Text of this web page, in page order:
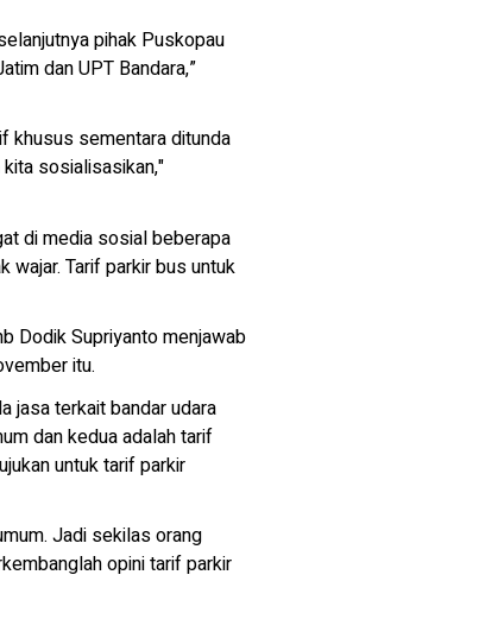
pihak Puskopau
dan UPT Bandara,”
khusus sementara ditunda
sosialisasikan,"
di media sosial beberapa
wajar. Tarif parkir bus untuk
Dodik Supriyanto menjawab
itu.
jasa terkait bandar udara
dan kedua adalah tarif
untuk tarif parkir
Jadi sekilas orang
opini tarif parkir